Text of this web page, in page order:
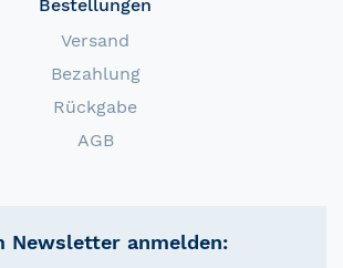
Bestellungen
Versand
Bezahlung
Rückgabe
AGB
Newsletter anmelden: